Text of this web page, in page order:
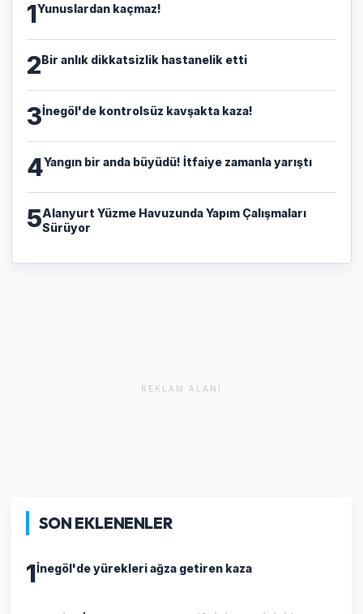
1Yunuslardan kaçmaz!
2Bir anlık dikkatsizlik hastanelik etti
3İnegöl'de kontrolsüz kavşakta kaza!
4Yangın bir anda büyüdü! İtfaiye zamanla yarıştı
5Alanyurt Yüzme Havuzunda Yapım Çalışmaları
Sürüyor
REKLAM ALANI
SON EKLENENLER
1İnegöl'de yürekleri ağza getiren kaza